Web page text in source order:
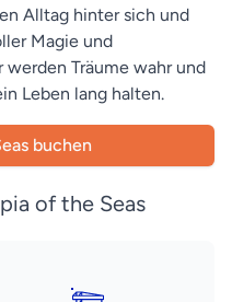
Alltag hinter sich und
Magie und
Träume wahr und
Leben lang halten.
buchen
of the Seas